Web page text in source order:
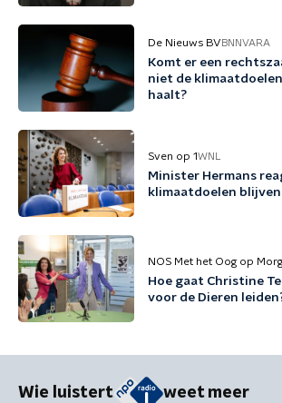
De Nieuws BV BNNVARA
Komt er een
niet de
haalt?
Sven op 1WNL
Minister Hermans
klimaatdoelen
NOS Met het Oog op
Hoe gaat Christine
voor de Dieren
Wie luistert weet meer